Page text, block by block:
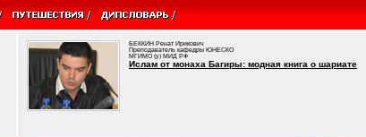
БЕККИН Ренат Ирикович
Преподаватель кафедры ЮНЕСКО
МГИМО (у) МИД РФ
Ислам от монаха Багиры: модная книга о шариате